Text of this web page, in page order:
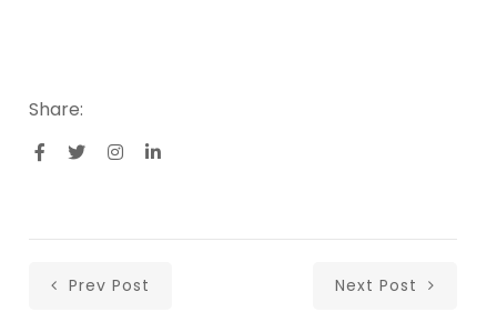
Share:
Prev Post Next Post